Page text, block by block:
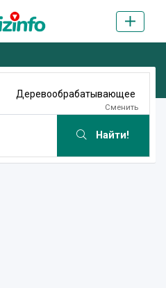
Деревообрабатывающее
Сменить
Найти!